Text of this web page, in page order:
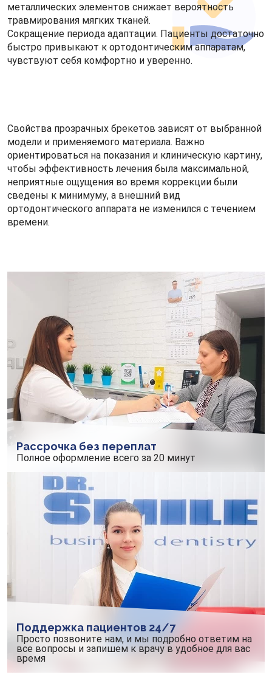
металлических элементов снижает вероятность
травмирования мягких тканей.
Сокращение периода адаптации. Пациенты достаточно
быстро привыкают к ортодонтическим аппаратам,
чувствуют себя комфортно и уверенно.
Свойства прозрачных брекетов зависят от выбранной
модели и применяемого материала. Важно
ориентироваться на показания и клиническую картину,
чтобы эффективность лечения была максимальной,
неприятные ощущения во время коррекции были
сведены к минимуму, а внешний вид
ортодонтического аппарата не изменился с течением
времени.
Рассрочка без переплат
Полное оформление всего за 20 минут
Поддержка пациентов 24/7
Просто позвоните нам, и мы подробно ответим на
все вопросы и запишем к врачу в удобное для вас
время